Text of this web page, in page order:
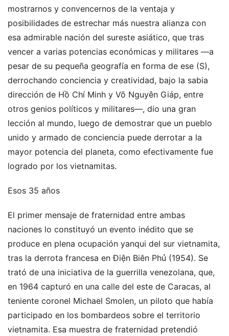
mostrarnos y convencernos de la ventaja y
posibilidades de estrechar más nuestra alianza con
esa admirable nación del sureste asiático, que tras
vencer a varias potencias económicas y militares —a
pesar de su pequeña geografía en forma de ese (S),
derrochando conciencia y creatividad, bajo la sabia
dirección de Hồ Chí Minh y Võ Nguyên Giáp, entre
otros genios políticos y militares—, dio una gran
lección al mundo, luego de demostrar que un pueblo
unido y armado de conciencia puede derrotar a la
mayor potencia del planeta, como efectivamente fue
logrado por los vietnamitas.
Esos 35 años
El primer mensaje de fraternidad entre ambas
naciones lo constituyó un evento inédito que se
produce en plena ocupación yanqui del sur vietnamita,
tras la derrota francesa en Điện Biên Phủ (1954). Se
trató de una iniciativa de la guerrilla venezolana, que,
en 1964 capturó en una calle del este de Caracas, al
teniente coronel Michael Smolen, un piloto que había
participado en los bombardeos sobre el territorio
vietnamita. Esa muestra de fraternidad pretendió